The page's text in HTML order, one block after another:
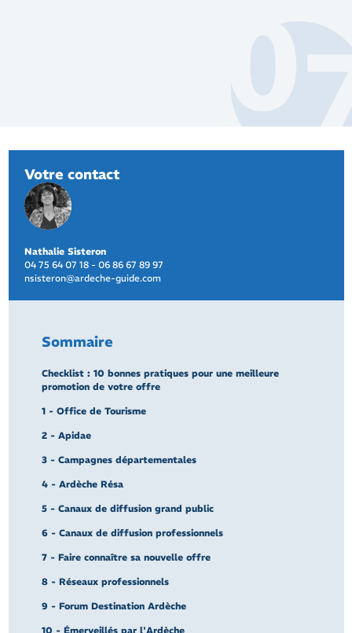
Votre contact
Nathalie Sisteron
04 75 64 07 18 - 06 86 67 89 97
nsisteron@ardeche-guide.com
Sommaire
Checklist : 10 bonnes pratiques pour une meilleure
promotion de votre offre
1 - Office de Tourisme
2 - Apidae
3 - Campagnes départementales
4 - Ardèche Résa
5 - Canaux de diffusion grand public
6 - Canaux de diffusion professionnels
7 - Faire connaître sa nouvelle offre
8 - Réseaux professionnels
9 - Forum Destination Ardèche
10 - Émerveillés par l'Ardèche